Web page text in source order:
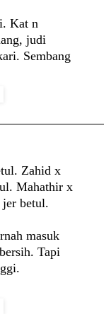
Kat n
judi
Sembang
Zahid x
Mahathir x
betul.
masuk
Tapi